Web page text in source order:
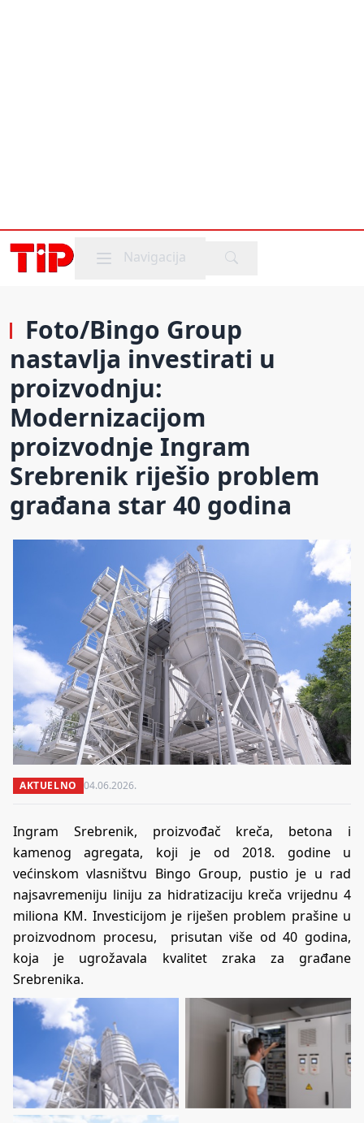
Mobile menu
Navigacija
Foto/Bingo Group
nastavlja investirati u
proizvodnju:
Modernizacijom
proizvodnje Ingram
Srebrenik riješio problem
građana star 40 godina
AKTUELNO 04.06.2026.
Ingram Srebrenik, proizvođač kreča, betona i
kamenog agregata, koji je od 2018. godine u
većinskom vlasništvu Bingo Group, pustio je u rad
najsavremeniju liniju za hidratizaciju kreča vrijednu 4
miliona KM. Investicijom je riješen problem prašine u
proizvodnom procesu, prisutan više od 40 godina,
koja je ugrožavala kvalitet zraka za građane
Srebrenika.